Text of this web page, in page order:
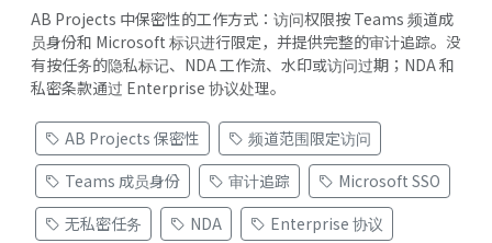
AB Projects 中保密性的工作方式：访问权限按 Teams 频道成
员身份和 Microsoft 标识进行限定，并提供完整的审计追踪。没
有按任务的隐私标记、NDA 工作流、水印或访问过期；NDA 和
私密条款通过 Enterprise 协议处理。
AB Projects 保密性
频道范围限定访问
Teams 成员身份
审计追踪
Microsoft SSO
无私密任务
NDA
Enterprise 协议